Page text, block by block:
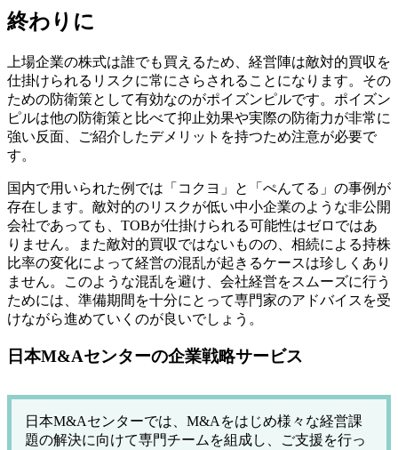
終わりに
上場企業の株式は誰でも買えるため、経営陣は敵対的買収を
仕掛けられるリスクに常にさらされることになります。その
ための防衛策として有効なのがポイズンピルです。ポイズン
ピルは他の防衛策と比べて抑止効果や実際の防衛力が非常に
強い反面、ご紹介したデメリットを持つため注意が必要で
す。
国内で用いられた例では「コクヨ」と「ぺんてる」の事例が
存在します。敵対的のリスクが低い中小企業のような非公開
会社であっても、TOBが仕掛けられる可能性はゼロではあ
りません。また敵対的買収ではないものの、相続による持株
比率の変化によって経営の混乱が起きるケースは珍しくあり
ません。このような混乱を避け、会社経営をスムーズに行う
ためには、準備期間を十分にとって専門家のアドバイスを受
けながら進めていくのが良いでしょう。
日本M&Aセンターの企業戦略サービス
日本M&Aセンターでは、M&Aをはじめ様々な経営課
題の解決に向けて専門チームを組成し、ご支援を行っ